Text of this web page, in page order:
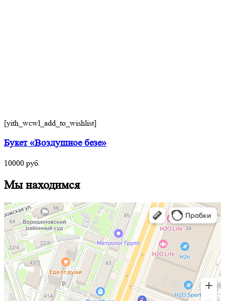
[yith_wcwl_add_to_wishlist]
Букет «Воздушное безе»
10000 руб.
Мы находимся